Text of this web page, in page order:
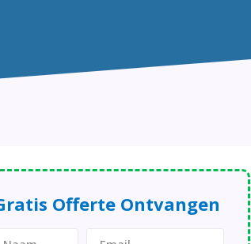
Offerte Ontvangen